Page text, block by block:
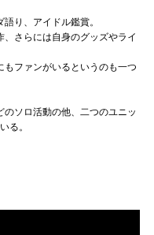
り、アイドル鑑賞。
さらには自身のグッズやライ
ファンがいるというのも一つ
ソロ活動の他、二つのユニッ
る。